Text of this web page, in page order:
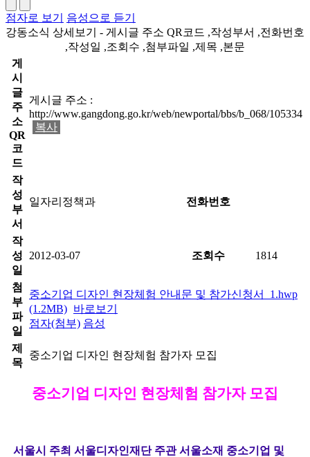
점자로 보기
음성으로 듣기
강동소식 상세보기 - 게시글 주소 QR코드 ,작성부서 ,전화번호
,작성일 ,조회수 ,첨부파일 ,제목 ,본문
게
시
글
주
소
QR
코
드
게시글 주소 :
http://www.gangdong.go.kr/web/newportal/bbs/b_068/105334
복사
작
성
부
서
일자리정책과 전화번호
작
성
일
2012-03-07 조회수 1814
첨
부
파
일
중소기업 디자인 현장체험 안내문 및 참가신청서_1.hwp
(1.2MB) 바로보기
점자(첨부) 음성
제
목
중소기업 디자인 현장체험 참가자 모집
중소기업 디자인 현장체험 참가자 모집
서울시 주최 서울디자인재단 주관 서울소재 중소기업 및